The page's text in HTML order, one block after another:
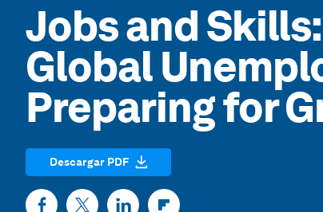
Jobs and
Global
Preparing for
Descargar PDF